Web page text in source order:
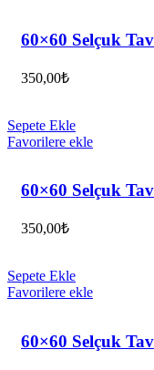
60×60 Selçuk
350,00₺
Sepete Ekle
Favorilere ekle
60×60 Selçuk
350,00₺
Sepete Ekle
Favorilere ekle
60×60 Selçuk